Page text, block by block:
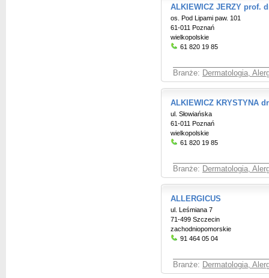
ALKIEWICZ JERZY prof.
os. Pod Lipami paw. 101
61-011 Poznań
wielkopolskie
61 820 19 85
Branże: Dermatologia,
ALKIEWICZ KRYSTYNA
ul. Słowiańska
61-011 Poznań
wielkopolskie
61 820 19 85
Branże: Dermatologia,
ALLERGICUS
ul. Leśmiana 7
71-499 Szczecin
zachodniopomorskie
91 464 05 04
Branże: Dermatologia,